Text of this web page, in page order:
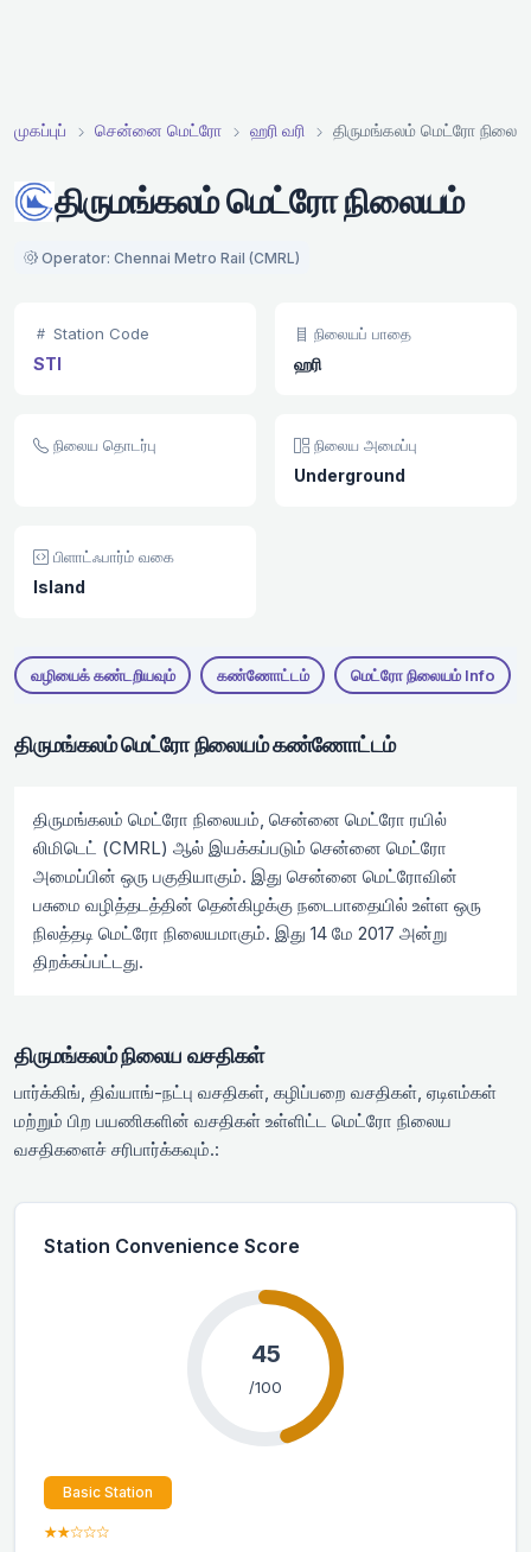
முகப்புப் சென்னை மெட்ரோ ஹரி வரி திருமங்கலம் மெட்ரோ
திருமங்கலம் மெட்ரோ நிலையம்
Operator: Chennai Metro Rail (CMRL)
Station Code
STI
நிலையப் பாதை
ஹரி
நிலைய தொடர்பு நிலைய அமைப்பு
Underground
பிளாட்ஃபார்ம் வகை
Island
வழியைக் கண்டறியவும் கண்ணோட்டம் மெட்ரோ நிலையம் Info
திருமங்கலம் மெட்ரோ நிலையம் கண்ணோட்டம்
திருமங்கலம் மெட்ரோ நிலையம், சென்னை மெட்ரோ ரயில்
லிமிடெட் (CMRL) ஆல் இயக்கப்படும் சென்னை மெட்ரோ
அமைப்பின் ஒரு பகுதியாகும். இது சென்னை மெட்ரோவின்
பசுமை வழித்தடத்தின் தென்கிழக்கு நடைபாதையில் உள்ள ஒரு
நிலத்தடி மெட்ரோ நிலையமாகும். இது 14 மே 2017 அன்று
திறக்கப்பட்டது.
திருமங்கலம் நிலைய வசதிகள்
பார்க்கிங், திவ்யாங்-நட்பு வசதிகள், கழிப்பறை வசதிகள், ஏடிஎம்கள்
மற்றும் பிற பயணிகளின் வசதிகள் உள்ளிட்ட மெட்ரோ நிலைய
வசதிகளைச் சரிபார்க்கவும்.:
Station Convenience Score
45
/100
Basic Station
★★☆☆☆